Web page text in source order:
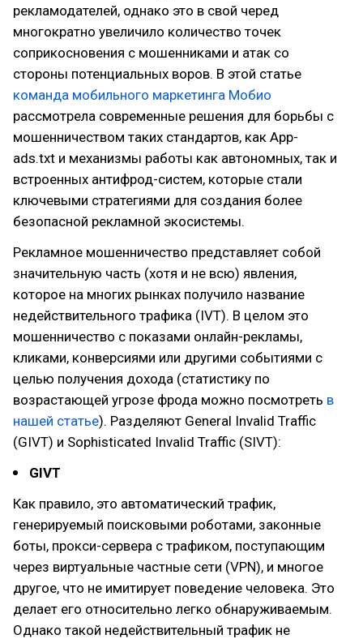
рекламодателей, однако это в свой черед
многократно увеличило количество точек
соприкосновения с мошенниками и атак со
стороны потенциальных воров. В этой статье
команда мобильного маркетинга Мобио
рассмотрела современные решения для борьбы с
мошенничеством таких стандартов, как App-
ads.txt и механизмы работы как автономных, так и
встроенных антифрод-систем, которые стали
ключевыми стратегиями для создания более
безопасной рекламной экосистемы.
Рекламное мошенничество представляет собой
значительную часть (хотя и не всю) явления,
которое на многих рынках получило название
недействительного трафика (IVT). В целом это
мошенничество с показами онлайн-рекламы,
кликами, конверсиями или другими событиями с
целью получения дохода (статистику по
возрастающей угрозе фрода можно посмотреть в
нашей статье). Разделяют General Invalid Traffic
(GIVT) и Sophisticated Invalid Traffic (SIVT):
GIVT
Как правило, это автоматический трафик,
генерируемый поисковыми роботами, законные
боты, прокси-сервера с трафиком, поступающим
через виртуальные частные сети (VPN), и многое
другое, что не имитирует поведение человека. Это
делает его относительно легко обнаруживаемым.
Однако такой недействительный трафик не